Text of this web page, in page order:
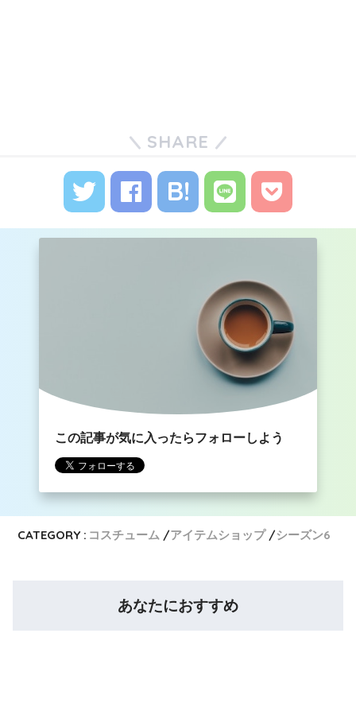
SHARE
この記事が気に入ったらフォローしよう
CATEGORY : コスチューム アイテムショップ シーズン6
あなたにおすすめ